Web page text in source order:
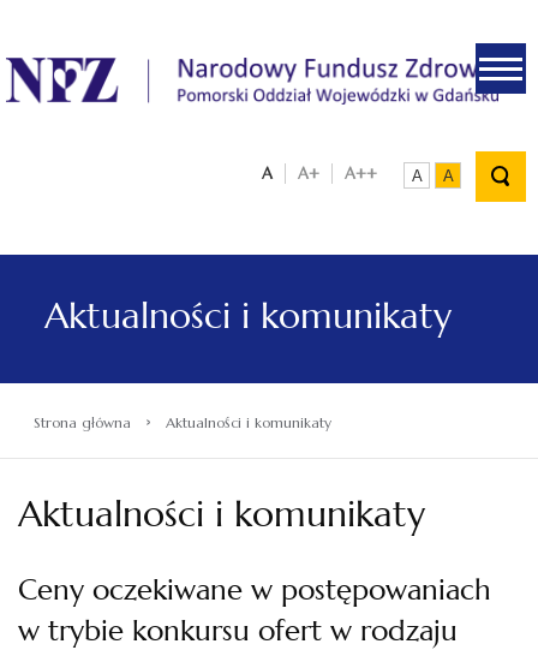
.
A A+ A++ A A
Aktualności i komunikaty
Strona główna › Aktualności i komunikaty
Aktualności i komunikaty
Ceny oczekiwane w postępowaniach
w trybie konkursu ofert w rodzaju